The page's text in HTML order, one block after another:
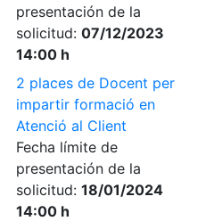
presentación de la
solicitud: 07/12/2023
14:00 h
2 places de Docent per
impartir formació en
Atenció al Client
Fecha límite de
presentación de la
solicitud: 18/01/2024
14:00 h